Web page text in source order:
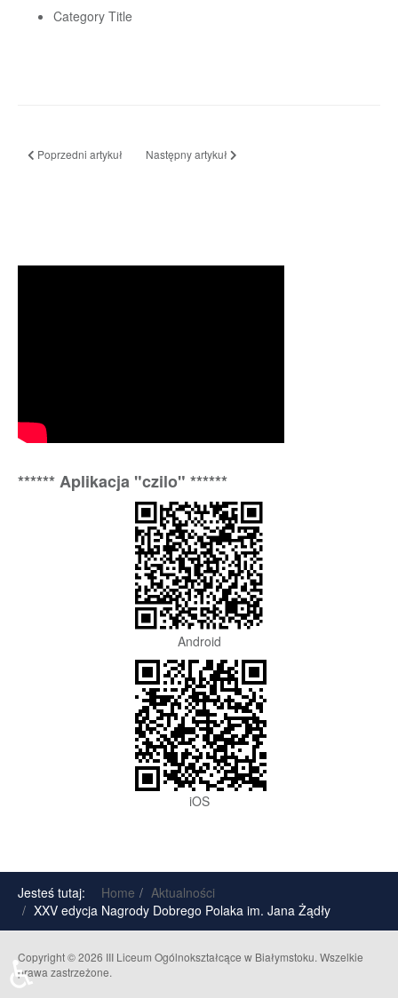
Category Title
Poprzedni artykuł: XX Podlaski Festiwal Nauki i Sztuki
Poprzedni artykuł Następny artykuł: Uroczyste zakończenie roku
Następny artykuł
****** Aplikacja "czilo" ******
Android
iOS
Jesteś tutaj: Home
Aktualności
XXV edycja Nagrody Dobrego Polaka im. Jana Żądły
Copyright © 2026 III Liceum Ogólnokształcące w Białymstoku. Wszelkie
prawa zastrzeżone.